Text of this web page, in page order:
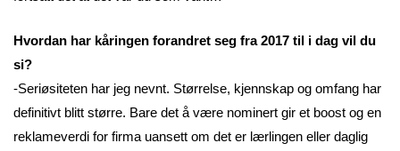
Hvordan har kåringen forandret seg fra 2017 til i dag vil du
si?
-Seriøsiteten har jeg nevnt. Størrelse, kjennskap og omfang har
definitivt blitt større. Bare det å være nominert gir et boost og en
reklameverdi for firma uansett om det er lærlingen eller daglig